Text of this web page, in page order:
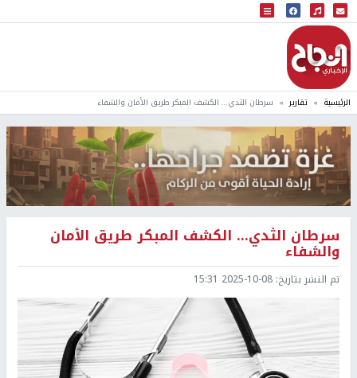
البث المباشر
إذاعة النجاح
الرئيسية تقارير سرطان الثدي… الكشف المبكر طريق الأمان والشفاء
سرطان الثدي… الكشف المبكر طريق الأمان
والشفاء
تم النشر بتاريخ: 2025-10-08 15:31